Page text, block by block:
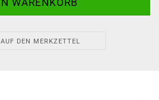
AUF DEN MERKZETTEL